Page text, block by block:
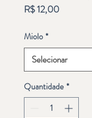
R$ 12,00Preço
Miolo *
Quantidade *